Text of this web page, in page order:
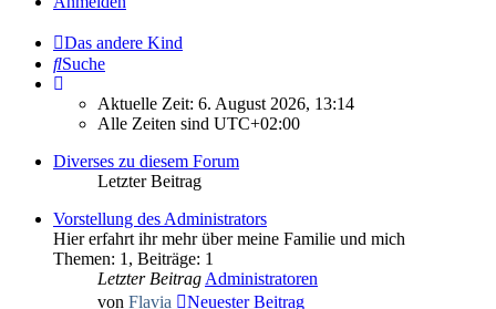
Das andere Kind
Suche
Aktuelle Zeit: 6. August 2026, 13:14
Alle Zeiten sind UTC+02:00
Diverses zu diesem Forum
Letzter Beitrag
Vorstellung des Administrators
Hier erfahrt ihr mehr über meine Familie und mich
Themen: 1 , Beiträge: 1
Letzter Beitrag Administratoren
von Flavia
Neuester Beitrag